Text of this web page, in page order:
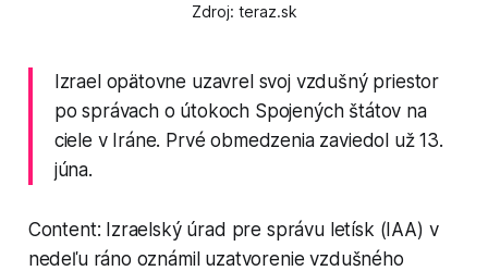
Zdroj: teraz.sk
Izrael opätovne uzavrel svoj vzdušný priestor
po správach o útokoch Spojených štátov na
ciele v Iráne. Prvé obmedzenia zaviedol už 13.
júna.
Content: Izraelský úrad pre správu letísk (IAA) v
nedeľu ráno oznámil uzatvorenie vzdušného